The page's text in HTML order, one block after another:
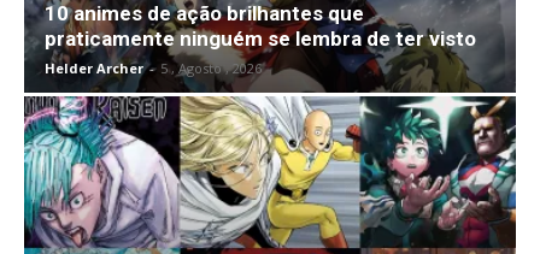
10 animes de ação brilhantes que
praticamente ninguém se lembra de ter visto
Helder Archer - 5 , Agosto , 2026